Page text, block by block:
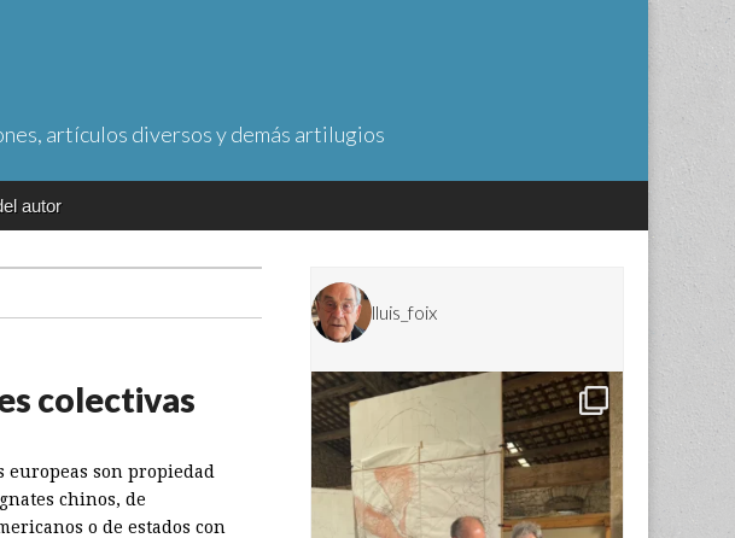
artículos diversos y demás artilugios
autor
colectivas
europeas son propiedad
chinos, de
o de estados con
lluis_foix